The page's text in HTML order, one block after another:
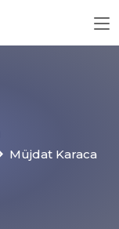
Müjdat Karaca